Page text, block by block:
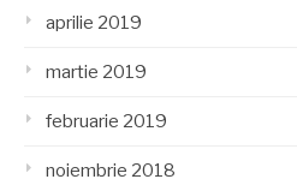
aprilie 2019
martie 2019
februarie 2019
noiembrie 2018